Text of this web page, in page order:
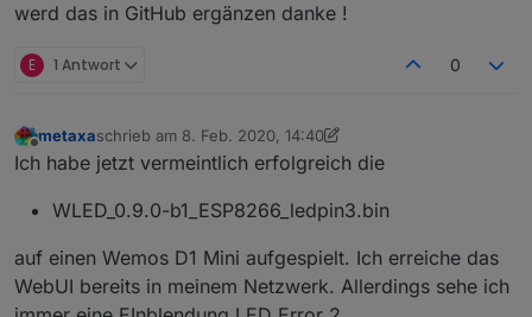
werd das in GitHub ergänzen danke !
E 1 Antwort 0
Offline
metaxaschrieb am 8. Feb. 2020, 14:40
zuletzt editiert von metaxa2. Aug. 2020, 16:02
Ich habe jetzt vermeintlich erfolgreich die
WLED_0.9.0-b1_ESP8266_ledpin3.bin
auf einen Wemos D1 Mini aufgespielt. Ich erreiche das
WebUI bereits in meinem Netzwerk. Allerdings sehe ich